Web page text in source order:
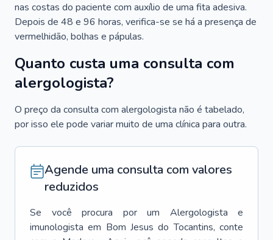
nas costas do paciente com auxílio de uma fita adesiva.
Depois de 48 e 96 horas, verifica-se se há a presença de
vermelhidão, bolhas e pápulas.
Quanto custa uma consulta com
alergologista?
O preço da consulta com alergologista não é tabelado,
por isso ele pode variar muito de uma clínica para outra.
Agende uma consulta com valores
reduzidos
Se você procura por um
Alergologista e
imunologista em Bom Jesus do Tocantins, conte